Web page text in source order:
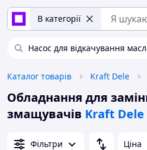
В категорії
Насос для відкачування
Каталог товарів Kraft Dele
Обладнання для
змащувачів Kraft Dele
Фільтри Ціна